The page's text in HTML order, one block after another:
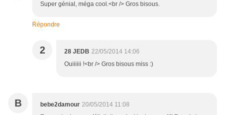
Super génial, méga cool.<br /> Gros bisous.
Répondre
2 28 JEDB 22/05/2014 14:06
Ouiiiiii !<br /> Gros bisous miss :)
B bebe2damour 20/05/2014 11:08